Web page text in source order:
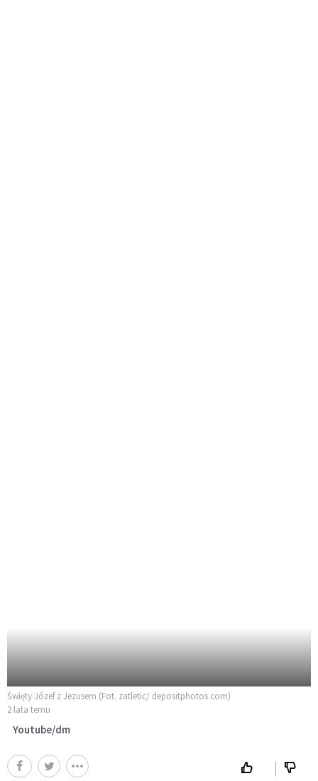
Święty Józef z Jezusem (Fot. zatletic/ depositphotos.com)
2 lata temu
Youtube/dm